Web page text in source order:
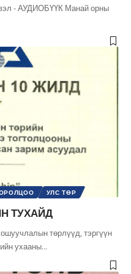
- АУДИОБҮҮК Манай орны
УЛС ТӨР
ҮЗЭЛ СУРТАЛ
ТУХАЙД
төрлүүд, тэргүүн
ухааны…